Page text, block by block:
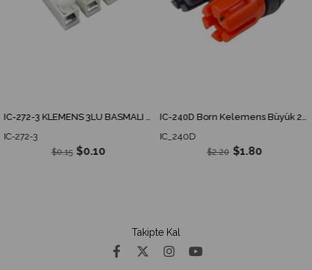
IC-272-3 KLEMENS 3LÜ BASMALI BEYAZ
IC-272-3
$0.10
$0.15
IC-240D Born Kelemens Büyük 2Li Kırmızı Siyah
IC_240D
$1.80
$2.20
Takipte Kal